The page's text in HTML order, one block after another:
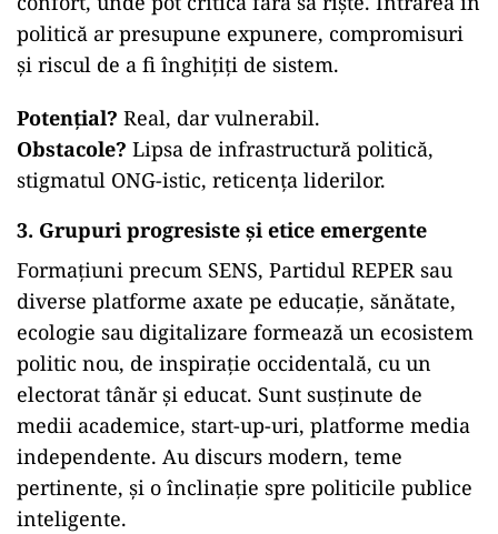
politică ar presupune expunere, compromisuri
și riscul de a fi înghițiți de sistem.
Potențial? Real, dar vulnerabil.
Obstacole? Lipsa de infrastructură politică,
stigmatul ONG-istic, reticența liderilor.
3. Grupuri progresiste și etice emergente
Formațiuni precum SENS, Partidul REPER sau
diverse platforme axate pe educație, sănătate,
ecologie sau digitalizare formează un ecosistem
politic nou, de inspirație occidentală, cu un
electorat tânăr și educat. Sunt susținute de
medii academice, start-up-uri, platforme media
independente. Au discurs modern, teme
pertinente, și o înclinație spre politicile publice
inteligente.